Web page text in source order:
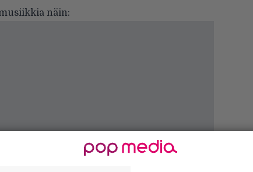
näin: